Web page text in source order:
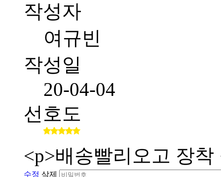
작성자
여규빈
작성일
20-04-04
선호도
<p>배송빨리오고 장
수정 삭제